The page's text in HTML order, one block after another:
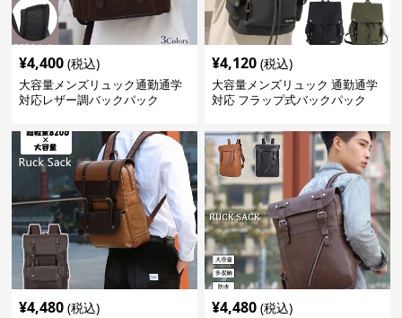
¥4,400 (税込)
大容量メンズリュック通勤通学
対応レザー調バックパック
¥4,120 (税込)
大容量メンズリュック 通勤通学
対応 フラップ式バックパック
¥4,480 (税込) ¥4,480 (税込)